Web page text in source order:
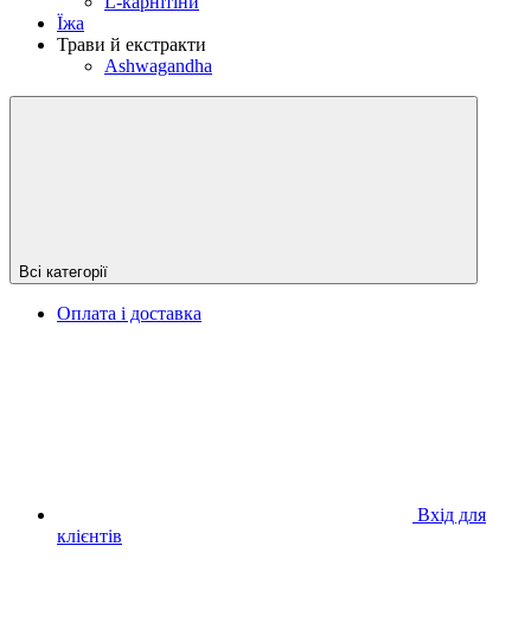
Їжа
Трави й екстракти
Ashwagandha
Всі категорії
Оплата і доставка
Вхід для
клієнтів